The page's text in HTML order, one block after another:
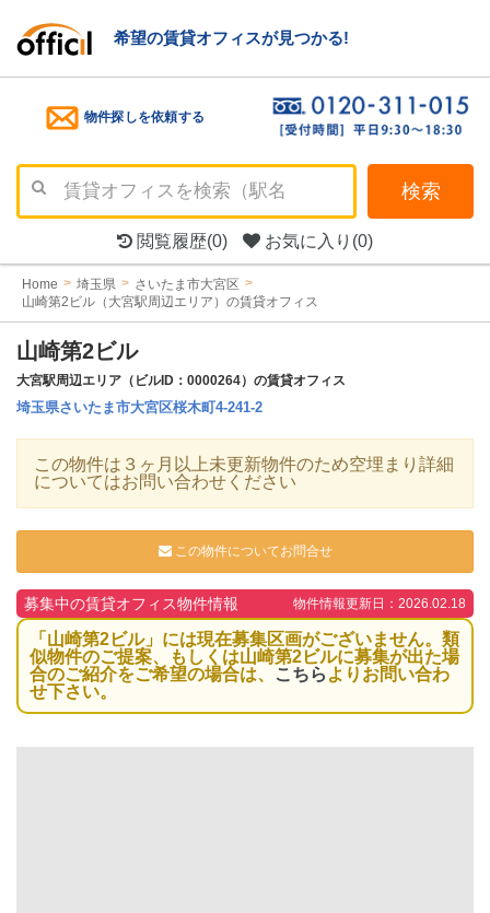
希望の賃貸オフィスが見つかる!
物件探しを依頼する
検索
閲覧履歴(0) お気に入り (0)
Home 埼玉県
さいたま市大宮区
山崎第2ビル（大宮駅周辺エリア）の賃貸オフィス
山崎第2ビル
大宮駅周辺エリア（ビルID：0000264）の賃貸オフィス
埼玉県さいたま市大宮区桜木町4-241-2
この物件は３ヶ月以上未更新物件のため空埋まり詳細
についてはお問い合わせください
この物件についてお問合せ
募集中の賃貸オフィス物件情報 物件情報更新日：2026.02.18
「山崎第2ビル」には現在募集区画がございません。類
似物件のご提案、もしくは山崎第2ビルに募集が出た場
合のご紹介をご希望の場合は、
こちら よりお問い合わ
せ下さい。